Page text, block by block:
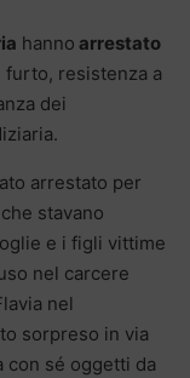
hanno arrestato
furto, resistenza a
dei
arrestato per
stavano
e i figli vittime
nel carcere
nel
sorpreso in via
con sé oggetti da